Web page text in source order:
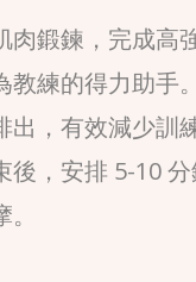
鍛鍊，完成高
練的得力助手
出，有效減少
，安排 5-10